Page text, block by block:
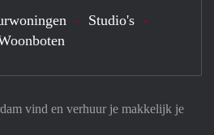
vind en verhuur je makkelijk je
Studio's